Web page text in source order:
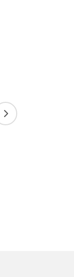
Het is leuk en